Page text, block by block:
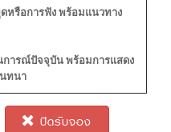
หรือการฟัง พร้อมแนวทาง
การณ์ปัจจุบัน พร้อมการแสดง
ทนา
ปิดรับจอง